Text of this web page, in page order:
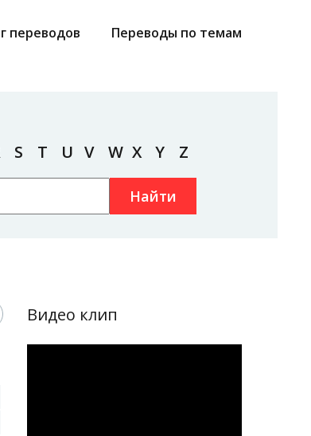
переводов Переводы по темам
S T U V W X Y Z
Найти
Видео клип